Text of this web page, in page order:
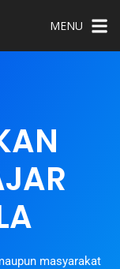
MENU
masyarakat